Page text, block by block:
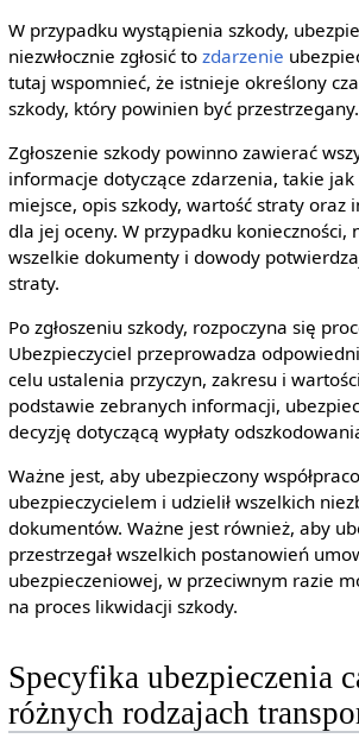
W przypadku wystąpienia szkody,
niezwłocznie zgłosić to zdarzenie
tutaj wspomnieć, że istnieje określony
szkody, który powinien być przestrzegany.
Zgłoszenie szkody powinno zawierać
informacje dotyczące zdarzenia, takie
miejsce, opis szkody, wartość straty oraz
dla jej oceny. W przypadku konieczności,
wszelkie dokumenty i dowody
straty.
Po zgłoszeniu szkody, rozpoczyna się
Ubezpieczyciel przeprowadza
celu ustalenia przyczyn, zakresu i
podstawie zebranych informacji,
decyzję dotyczącą wypłaty
Ważne jest, aby ubezpieczony
ubezpieczycielem i udzielił wszelkich
dokumentów. Ważne jest również, aby
przestrzegał wszelkich postanowień
ubezpieczeniowej, w przeciwnym razie
na proces likwidacji szkody.
Specyfika ubezpieczenia
różnych rodzajach